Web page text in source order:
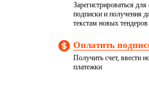
Зарегистрироваться
подписки и получения
текстам новых тендеров
Оплатить
Получить счет, ввести
платежки